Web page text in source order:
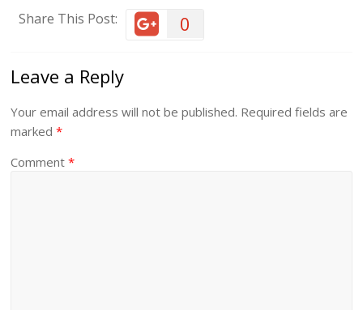
Share This Post: 0
Leave a Reply
Your email address will not be published. Required fields are
marked*
Comment*